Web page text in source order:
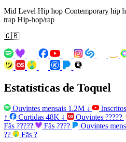
Mid Level Hip hop Contemporary hip
trap Hip-hop/rap
🇬🇷
Estatísticas de Toquel
Ouvintes mensais 1.2M ↓ Inscritos
↑
Curtidas 48K ↓ Ouvintes ?????
Fãs ????? Fãs ???? Ouvintes
??
Fãs ?